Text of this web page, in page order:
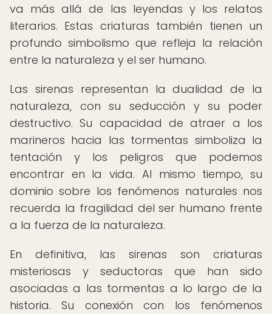
va más allá de las leyendas y los relatos
literarios. Estas criaturas también tienen un
profundo simbolismo que refleja la relación
entre la naturaleza y el ser humano.
Las sirenas representan la dualidad de la
naturaleza, con su seducción y su poder
destructivo. Su capacidad de atraer a los
marineros hacia las tormentas simboliza la
tentación y los peligros que podemos
encontrar en la vida. Al mismo tiempo, su
dominio sobre los fenómenos naturales nos
recuerda la fragilidad del ser humano frente
a la fuerza de la naturaleza.
En definitiva, las sirenas son criaturas
misteriosas y seductoras que han sido
asociadas a las tormentas a lo largo de la
historia. Su conexión con los fenómenos